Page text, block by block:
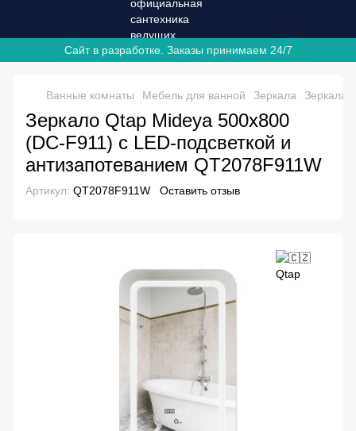
Сайт в разработке. Заказы принимаем 24/7
Ванные комнаты Мебель для ванной Зеркала
Зеркало Qtap Mideya 500х800
(DC-F911) с LED-подсветкой и
антизапотеванием QT2078F911W
Артикул: QT2078F911W Оставить отзыв